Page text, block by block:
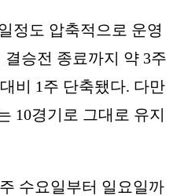
정도 압축적으로 운영
승전 종료까지 약 3주
비 1주 단축됐다. 다만
10경기로 그대로 유지
수요일부터 일요일까